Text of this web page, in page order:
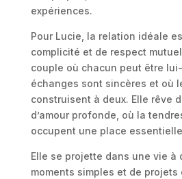
expériences.
Pour Lucie, la relation idéale
complicité et de respect
couple où chacun peut être
échanges sont sincères et où
construisent à deux. Elle rêve
d’amour profonde, où la
occupent une place
Elle se projette dans une vie à
moments simples et de projets